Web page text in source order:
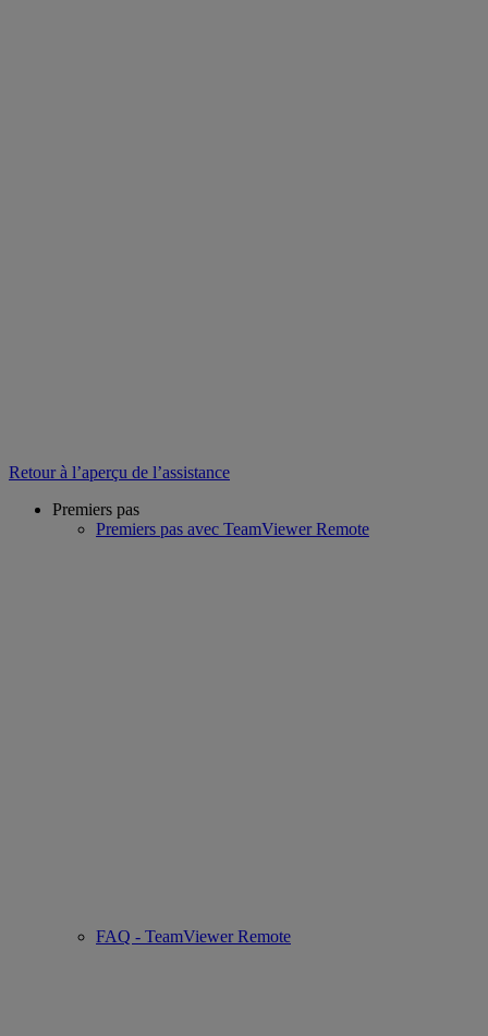
Retour à l’aperçu de l’assistance
Premiers pas
Premiers pas avec TeamViewer Remote
FAQ - TeamViewer Remote